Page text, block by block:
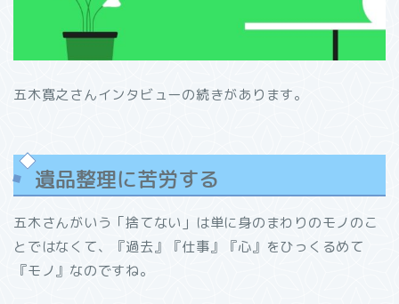
五木寛之さんインタビューの続きがあります。
遺品整理に苦労する
五木さんがいう「捨てない」は単に身のまわりのモノのこ
とではなくて、『過去』『仕事』『心』をひっくるめて
『モノ』なのですね。